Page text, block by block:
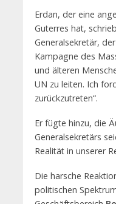
Erdan, der eine
Guterres hat,
Generalsekretär,
Kampagne des
und älteren
UN zu leiten. Ich
zurückzutreten“.
Er fügte hinzu, die
Generalsekretärs
Realität in unserer
Die harsche
politischen